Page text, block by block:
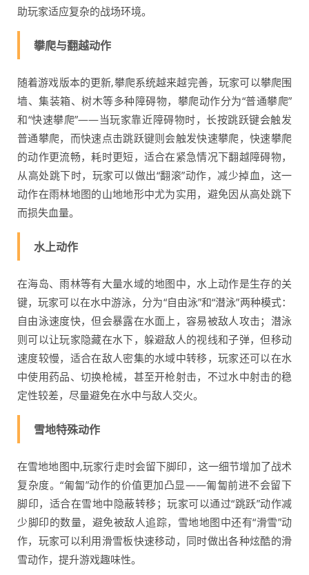
助玩家适应复杂的战场环境。
攀爬与翻越动作
随着游戏版本的更新,攀爬系统越来越完善，玩家可以攀爬围
墙、集装箱、树木等多种障碍物，攀爬动作分为“普通攀爬”
和“快速攀爬”——当玩家靠近障碍物时，长按跳跃键会触发
普通攀爬，而快速点击跳跃键则会触发快速攀爬，快速攀爬
的动作更流畅，耗时更短，适合在紧急情况下翻越障碍物，
从高处跳下时，玩家可以做出“翻滚”动作，减少掉血，这一
动作在雨林地图的山地地形中尤为实用，避免因从高处跳下
而损失血量。
水上动作
在海岛、雨林等有大量水域的地图中，水上动作是生存的关
键，玩家可以在水中游泳，分为“自由泳”和“潜泳”两种模式：
自由泳速度快，但会暴露在水面上，容易被敌人攻击；潜泳
则可以让玩家隐藏在水下，躲避敌人的视线和子弹，但移动
速度较慢，适合在敌人密集的水域中转移，玩家还可以在水
中使用药品、切换枪械，甚至开枪射击，不过水中射击的稳
定性较差，尽量避免在水中与敌人交火。
雪地特殊动作
在雪地地图中,玩家行走时会留下脚印，这一细节增加了战术
复杂度。“匍匐”动作的价值更加凸显——匍匐前进不会留下
脚印，适合在雪地中隐蔽转移；玩家可以通过“跳跃”动作减
少脚印的数量，避免被敌人追踪，雪地地图中还有“滑雪”动
作，玩家可以利用滑雪板快速移动，同时做出各种炫酷的滑
雪动作，提升游戏趣味性。